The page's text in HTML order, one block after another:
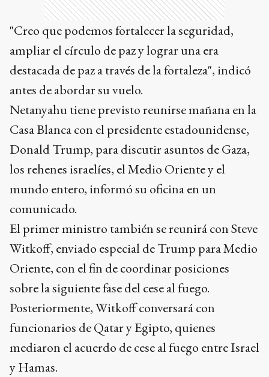
"Creo que podemos fortalecer la seguridad,
ampliar el círculo de paz y lograr una era
destacada de paz a través de la fortaleza", indicó
antes de abordar su vuelo.
Netanyahu tiene previsto reunirse mañana en la
Casa Blanca con el presidente estadounidense,
Donald Trump, para discutir asuntos de Gaza,
los rehenes israelíes, el Medio Oriente y el
mundo entero, informó su oficina en un
comunicado.
El primer ministro también se reunirá con Steve
Witkoff, enviado especial de Trump para Medio
Oriente, con el fin de coordinar posiciones
sobre la siguiente fase del cese al fuego.
Posteriormente, Witkoff conversará con
funcionarios de Qatar y Egipto, quienes
mediaron el acuerdo de cese al fuego entre Israel
y Hamas.